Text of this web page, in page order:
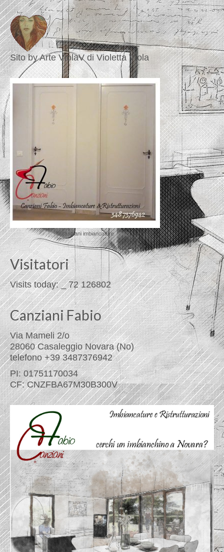
Sito by Arte ViolaV di Violetta Viola
© canziani imbiancature
Visitatori
Visits today: _ 72 126802
Canziani Fabio
Via Mameli 2/o
28060 Casaleggio Novara (No)
telefono +39 3487376942
PI: 01751170034
CF: CNZFBA67M30B300V